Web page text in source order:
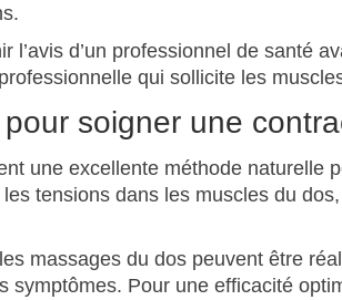
l’avis d’un professionnel de santé
qui sollicite les
soigner une
une excellente méthode naturelle
tensions dans les muscles du
massages du dos peuvent être
symptômes. Pour une efficacité